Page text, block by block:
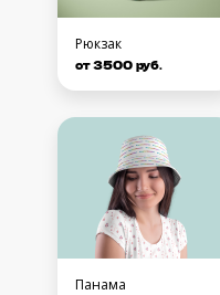
Рюкзак
от 3500 руб.
Панама